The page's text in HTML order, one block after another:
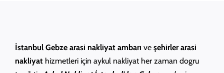
İstanbul Gebze arasi nakliyat ambarı ve şehirler arasi
nakliyat hizmetleri için aykul nakliyat her zaman dogru